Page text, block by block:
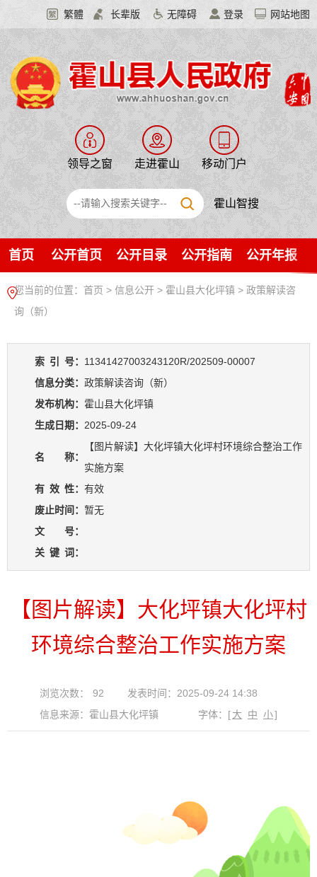
繁體 长辈版 无障碍 登录 网站地图
领导之窗 走进霍山 移动门户
霍山智搜
首页 公开首页 公开目录 公开指南 公开年报
您当前的位置： 首页 > 信息公开 > 霍山县大化坪镇 > 政策解读咨
询（新）
索 引 号： 11341427003243120R/202509-00007
信息分类： 政策解读咨询（新）
发布机构： 霍山县大化坪镇
生成日期： 2025-09-24
名 称：
【图片解读】大化坪镇大化坪村环境综合整治工作
实施方案
有 效 性： 有效
废止时间： 暂无
文 号：
关 键 词：
【图片解读】大化坪镇大化坪村
环境综合整治工作实施方案
浏览次数： 92
发表时间：2025-09-24 14:38
信息来源：霍山县大化坪镇
字体： [大 中 小]